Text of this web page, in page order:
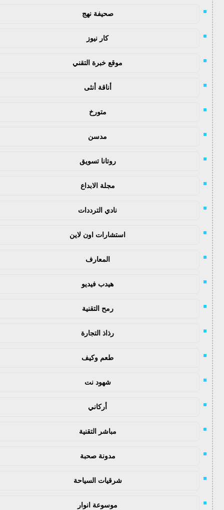
صحيفة نهج
كار نيوز
موقع خبرة التقني
أناقة أنثى
متورخ
مدسن
روتانا تسويق
مجلة الابداع
نادي الترددات
استشارات اون لاين
المعارف
هيدب فيديو
رمح التقنية
رذاذ التجارة
طعم وكيف
شهود نت
أركاني
مباشر التقنية
مدونة صحبة
شرقيات السياحة
موسوعة انوار